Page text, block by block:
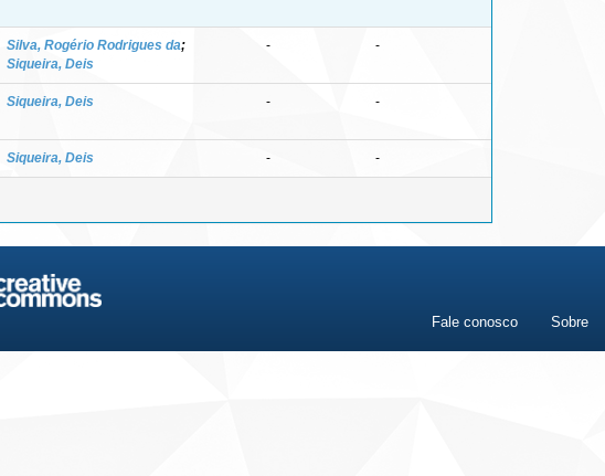
Silva, Rogério Rodrigues da;
Siqueira, Deis
- -
Siqueira, Deis - -
Siqueira, Deis - -
Fale conosco Sobre